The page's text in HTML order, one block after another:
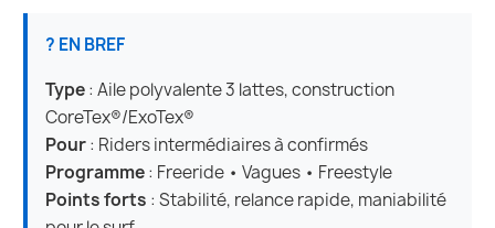
? EN BREF
Type: Aile polyvalente 3 lattes, construction
CoreTex®/ExoTex®
Pour: Riders intermédiaires à confirmés
Programme: Freeride • Vagues • Freestyle
Points forts : Stabilité, relance rapide, maniabilité